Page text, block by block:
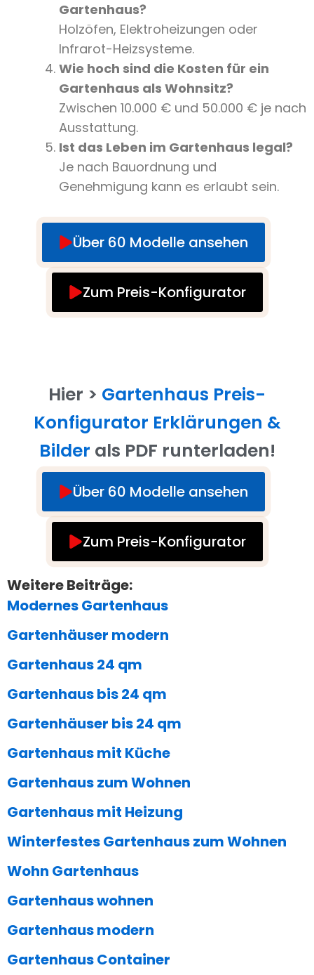
Gartenhaus?
Holzöfen, Elektroheizungen oder
Infrarot-Heizsysteme.
Wie hoch sind die Kosten für ein
Gartenhaus als Wohnsitz?
Zwischen 10.000 € und 50.000 € je nach
Ausstattung.
Ist das Leben im Gartenhaus legal?
Je nach Bauordnung und
Genehmigung kann es erlaubt sein.
Über 60 Modelle ansehen
Zum Preis-Konfigurator
Hier > Gartenhaus Preis-
Konfigurator Erklärungen &
Bilder als PDF runterladen!
Über 60 Modelle ansehen
Zum Preis-Konfigurator
Weitere Beiträge:
Modernes Gartenhaus
Gartenhäuser modern
Gartenhaus 24 qm
Gartenhaus bis 24 qm
Gartenhäuser bis 24 qm
Gartenhaus mit Küche
Gartenhaus zum Wohnen
Gartenhaus mit Heizung
Winterfestes Gartenhaus zum Wohnen
Wohn Gartenhaus
Gartenhaus wohnen
Gartenhaus modern
Gartenhaus Container